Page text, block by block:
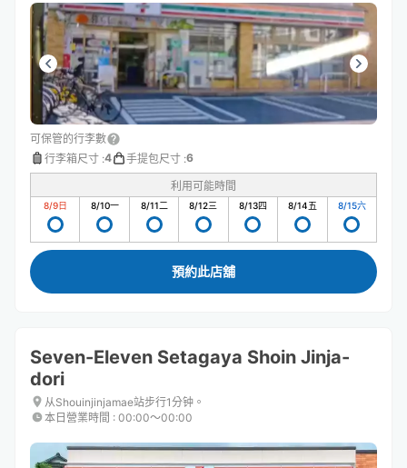
可保管的行李數
行李箱尺寸 :4 手提包尺寸 :6
利用可能時間
8/9日 8/10一 8/11二 8/12三 8/13四 8/14五 8/15六
預約此店舖
Seven-Eleven Setagaya Shoin Jinja-
dori
从Shouinjinjamae站步行1分钟。
本日營業時間 : 00:00〜00:00